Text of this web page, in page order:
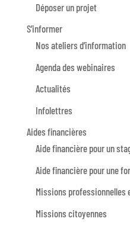
Déposer un projet
S’informer
Nos ateliers d’information
Agenda des webinaires
Actualités
Infolettres
Aides financières
Aide financière pour un
Aide financière pour une
Missions professionnelles
Missions citoyennes